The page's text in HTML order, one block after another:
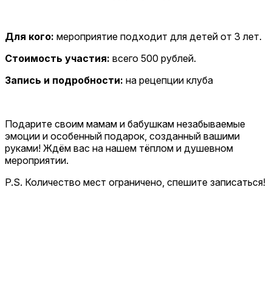
Для кого: мероприятие подходит для детей от 3 лет.
Стоимость участия: всего 500 рублей.
Запись и подробности: на рецепции клуба
Подарите своим мамам и бабушкам незабываемые
эмоции и особенный подарок, созданный вашими
руками! Ждём вас на нашем тёплом и душевном
мероприятии.
P.S. Количество мест ограничено, спешите записаться!